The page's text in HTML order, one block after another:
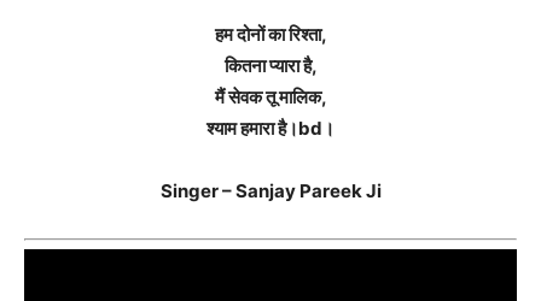
हम दोनों का रिश्ता,
कितना प्यारा है,
मैं सेवक तू मालिक,
श्याम हमारा है।bd।
Singer – Sanjay Pareek Ji